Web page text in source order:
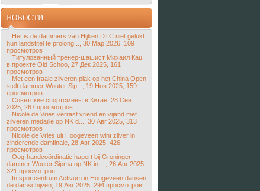
НОВОСТИ
Het is de dammers van Hijken DTC niet gelukt
hun landstitel te prolong..., 30 Мар 2026, 109
просмотров
Титулованный тренер-шашист Михаил Кац
в проекте Old Schoo, 27 Дек 2025, 161
просмотров
Met een fraaie zilveren plak op het China Open
stelt dammer Wouter Sip..., 19 Ноя 2025, 159
просмотров
Советские спортсмены в Китае, 28 Сен
2025, 267 просмотров
Nicole de Vries verrast vriend en vijand met
zilveren medaille op NK d..., 30 Авг 2025, 313
просмотров
Nicole de Vries uit Hoogeveen wint zilver in
zinderende damfinale, 28 Авг 2025, 426
просмотров
Oog-handcoördinatie hapert bij Groninger
dammer Wouter Sipma op NK in ..., 26 Авг 2025,
321 просмотров
In sportcentrum Activum in Hoogeveen dansen
de damschijven, 19 Авг 2025, 294 просмотров